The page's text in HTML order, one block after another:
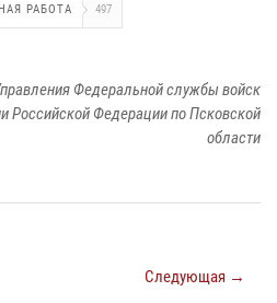
РАБОТА 497
Федеральной службы войск
Российской Федерации по Псковской
области
Следующая →